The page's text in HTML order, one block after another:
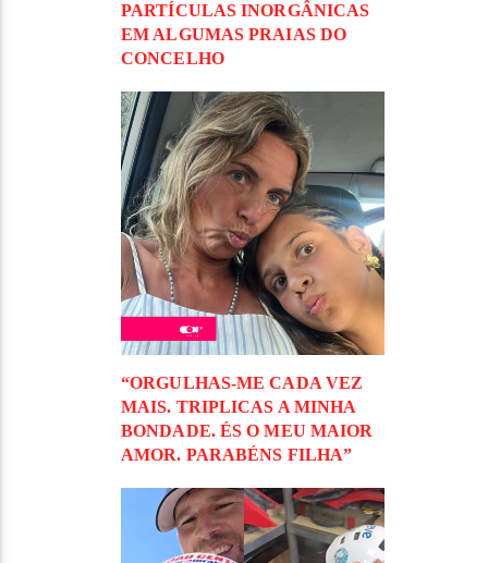
PARTÍCULAS INORGÂNICAS
EM ALGUMAS PRAIAS DO
CONCELHO
“ORGULHAS-ME CADA VEZ
MAIS. TRIPLICAS A MINHA
BONDADE. ÉS O MEU MAIOR
AMOR. PARABÉNS FILHA”